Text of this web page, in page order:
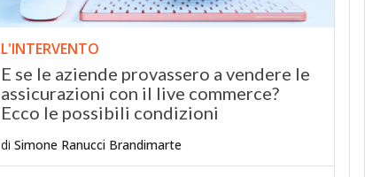
L'INTERVENTO
E se le aziende provassero a vendere le
assicurazioni con il live commerce?
Ecco le possibili condizioni
di Simone Ranucci Brandimarte